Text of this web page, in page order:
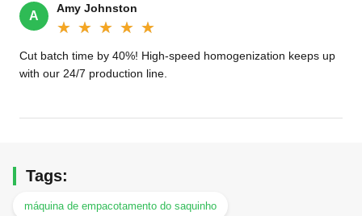
A
Amy Johnston
★★★★★
★★★★★
Cut batch time by 40%! High-speed homogenization keeps up
with our 24/7 production line.
Tags:
máquina de empacotamento do saquinho